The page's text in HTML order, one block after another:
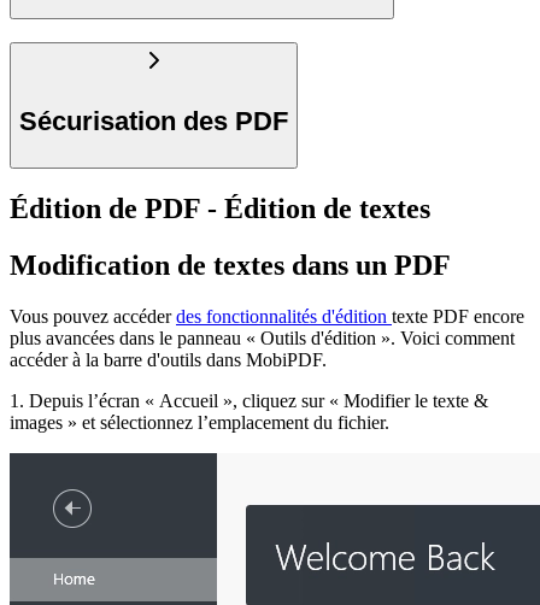
Sécurisation des PDF
Édition de PDF - Édition de textes
Modification de textes dans un PDF
Vous pouvez accéderdes fonctionnalités d'édition texte PDF encore
plus avancées dans le panneau « Outils d'édition ». Voici comment
accéder à la barre d'outils dans MobiPDF.
1. Depuis l’écran « Accueil », cliquez sur « Modifier le texte &
images » et sélectionnez l’emplacement du fichier.